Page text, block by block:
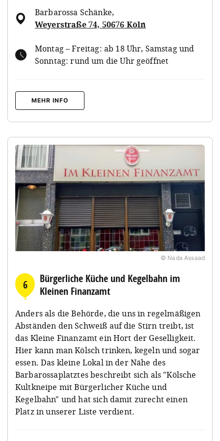
Barbarossa Schänke,
Weyerstraße 74, 50676 Köln
Montag – Freitag: ab 18 Uhr, Samstag und
Sonntag: rund um die Uhr geöffnet
MEHR INFO
© Nada Assaad
6
Bürgerliche Küche und Kegelbahn im
Kleinen Finanzamt
Anders als die Behörde, die uns in regelmäßigen
Abständen den Schweiß auf die Stirn treibt, ist
das Kleine Finanzamt ein Hort der Geselligkeit.
Hier kann man Kölsch trinken, kegeln und sogar
essen. Das kleine Lokal in der Nähe des
Barbarossaplatztes beschreibt sich als "Kölsche
Kultkneipe mit Bürgerlicher Küche und
Kegelbahn" und hat sich damit zurecht einen
Platz in unserer Liste verdient.